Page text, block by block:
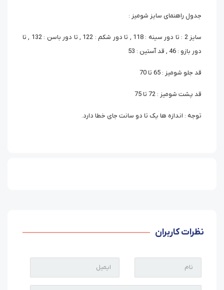
جدول راهنمای سایز شومیز :
سایز 2 : تا دور سینه : 118 , تا دور شکم : 122 , تا دور باسن : 132 , تا
دور بازو : 46 , قد آستین : 53
قد جلو شومیز : 65 تا 70
قد پشت شومیز : 72 تا 75
توجه : اندازه ها یک تا دو سانت جای خطا دارد.
نظرات کاربران